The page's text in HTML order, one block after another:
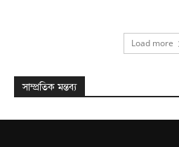
Load more
সাম্প্রতিক মন্তব্য